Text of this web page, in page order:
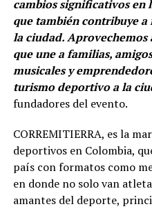
cambios significativos en
que también contribuye
la ciudad. Aprovechemos
que une a familias,
musicales y
turismo deportivo a la
fundadores del evento.
CORREMITIERRA, es la
deportivos en Colombia,
país con formatos como
en donde no solo van
amantes del deporte,